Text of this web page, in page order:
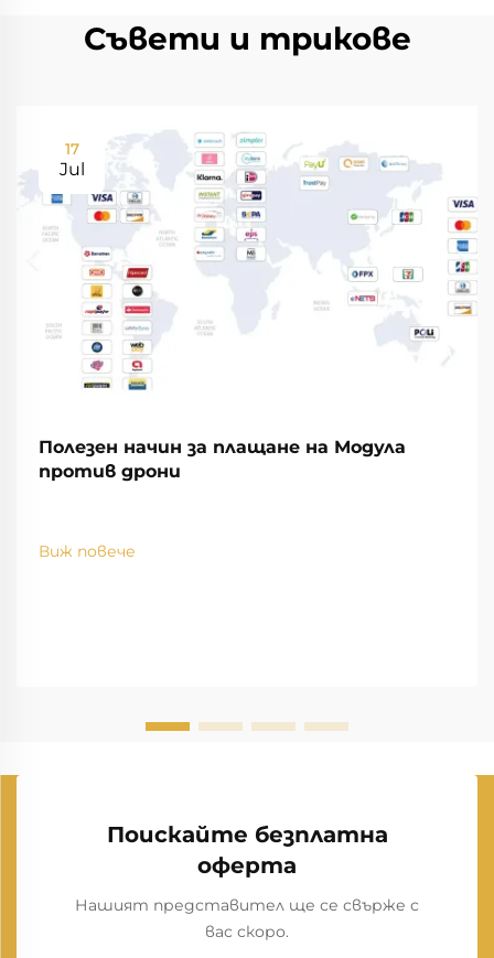
Съвети и трикове
17
Jul
Полезен начин за плащане на Модула
против дрони
Виж повече
Поискайте безплатна
оферта
Нашият представител ще се свърже с
вас скоро.